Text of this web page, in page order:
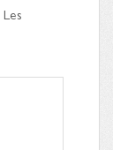
Les